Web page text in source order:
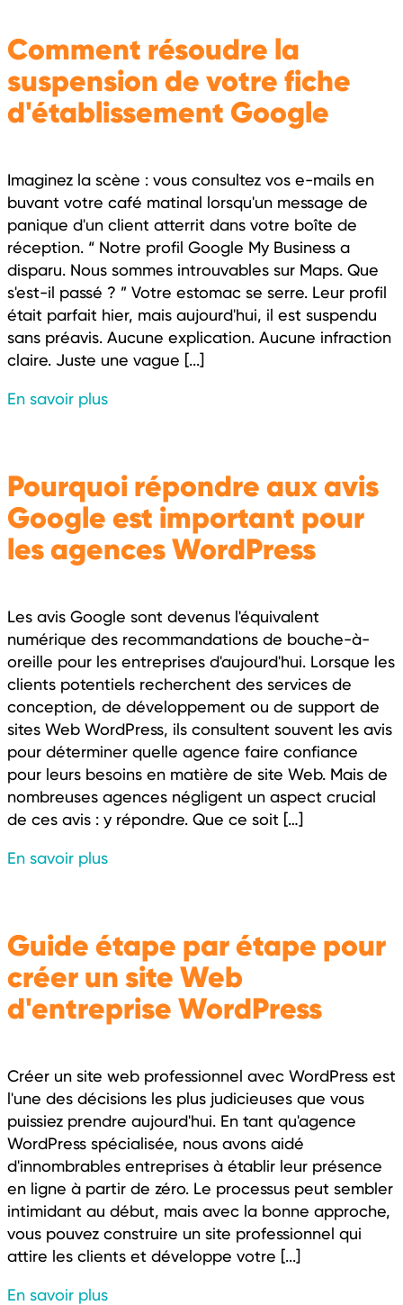
Comment résoudre la
suspension de votre fiche
d'établissement Google
Imaginez la scène : vous consultez vos e-mails en
buvant votre café matinal lorsqu'un message de
panique d'un client atterrit dans votre boîte de
réception. “ Notre profil Google My Business a
disparu. Nous sommes introuvables sur Maps. Que
s'est-il passé ? ” Votre estomac se serre. Leur profil
était parfait hier, mais aujourd'hui, il est suspendu
sans préavis. Aucune explication. Aucune infraction
claire. Juste une vague [...]
En savoir plus
Pourquoi répondre aux avis
Google est important pour
les agences WordPress
Les avis Google sont devenus l'équivalent
numérique des recommandations de bouche-à-
oreille pour les entreprises d'aujourd'hui. Lorsque les
clients potentiels recherchent des services de
conception, de développement ou de support de
sites Web WordPress, ils consultent souvent les avis
pour déterminer quelle agence faire confiance
pour leurs besoins en matière de site Web. Mais de
nombreuses agences négligent un aspect crucial
de ces avis : y répondre. Que ce soit […]
En savoir plus
Guide étape par étape pour
créer un site Web
d'entreprise WordPress
Créer un site web professionnel avec WordPress est
l'une des décisions les plus judicieuses que vous
puissiez prendre aujourd'hui. En tant qu'agence
WordPress spécialisée, nous avons aidé
d'innombrables entreprises à établir leur présence
en ligne à partir de zéro. Le processus peut sembler
intimidant au début, mais avec la bonne approche,
vous pouvez construire un site professionnel qui
attire les clients et développe votre [...]
En savoir plus